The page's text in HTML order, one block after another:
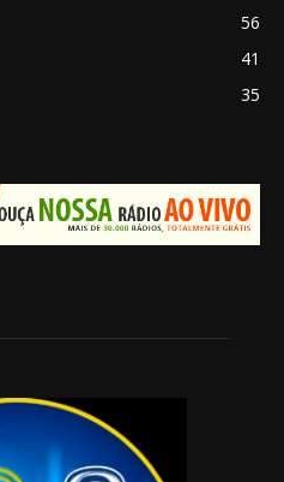
56
41
35